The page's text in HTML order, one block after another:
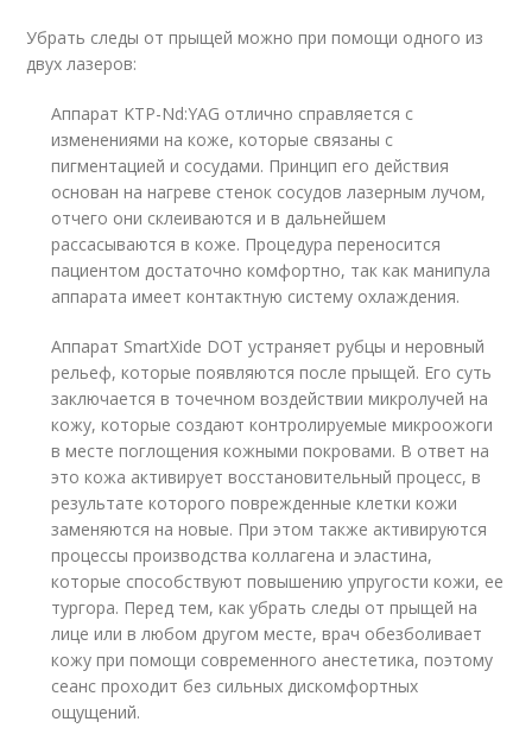
Убрать следы от прыщей можно при помощи одного из
двух лазеров:
Аппарат KTP-Nd:YAG отлично справляется с
изменениями на коже, которые связаны с
пигментацией и сосудами. Принцип его действия
основан на нагреве стенок сосудов лазерным лучом,
отчего они склеиваются и в дальнейшем
рассасываются в коже. Процедура переносится
пациентом достаточно комфортно, так как манипула
аппарата имеет контактную систему охлаждения.
Аппарат SmartXide DOT устраняет рубцы и неровный
рельеф, которые появляются после прыщей. Его суть
заключается в точечном воздействии микролучей на
кожу, которые создают контролируемые микроожоги
в месте поглощения кожными покровами. В ответ на
это кожа активирует восстановительный процесс, в
результате которого поврежденные клетки кожи
заменяются на новые. При этом также активируются
процессы производства коллагена и эластина,
которые способствуют повышению упругости кожи, ее
тургора. Перед тем, как убрать следы от прыщей на
лице или в любом другом месте, врач обезболивает
кожу при помощи современного анестетика, поэтому
сеанс проходит без сильных дискомфортных
ощущений.